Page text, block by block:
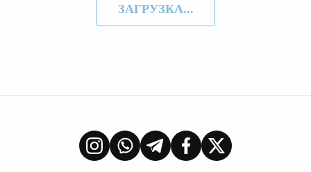
ЗАГРУЗКА...